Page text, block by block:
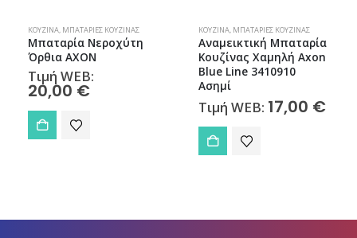
ΚΟΥΖΊΝΑ, ΜΠΑΤΑΡΊΕΣ ΚΟΥΖΊΝΑΣ
Μπαταρία Νεροχύτη
Όρθια AXON
Τιμή WEB:
20,00 €
ΚΟΥΖΊΝΑ, ΜΠΑΤΑΡΊΕΣ ΚΟΥΖΊΝΑΣ
Αναμεικτική Μπαταρία
Κουζίνας Χαμηλή Axon
Blue Line 3410910
Ασημί
Τιμή WEB: 17,00 €